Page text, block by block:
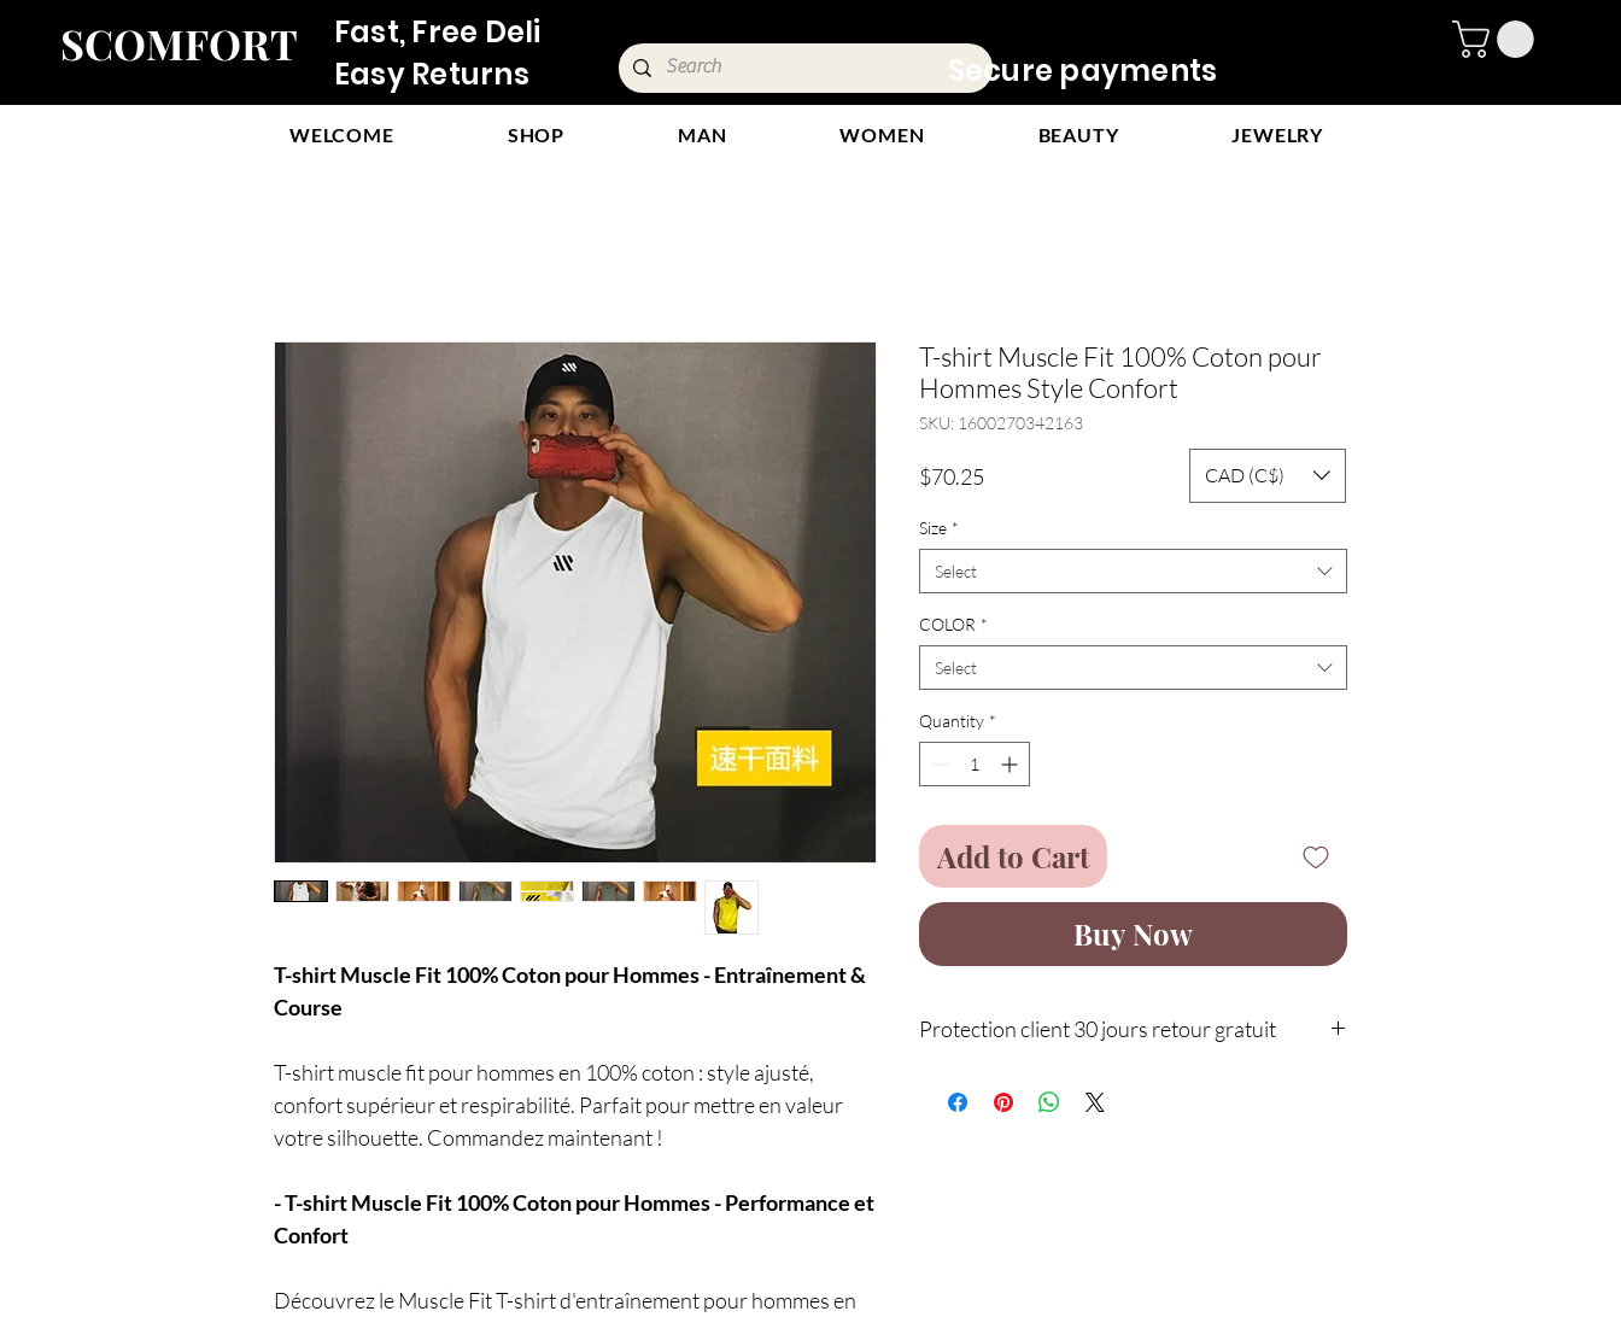
SCOMFORT
Fast, Free Delivery &
Easy Returns
Secure payments
WELCOME SHOP MAN WOMEN BEAUTY JEWELRY
T-shirt Muscle Fit 100% Coton pour Hommes - Entraînement &
Course
T-shirt muscle fit pour hommes en 100% coton : style ajusté,
confort supérieur et respirabilité. Parfait pour mettre en valeur
votre silhouette. Commandez maintenant !
- T-shirt Muscle Fit 100% Coton pour Hommes - Performance et
Confort
Découvrez le Muscle Fit T-shirt d'entraînement pour hommes en
T-shirt Muscle Fit 100% Coton pour
Hommes Style Confort
SKU: 1600270342163
$70.25
Size *
Select
COLOR *
Select
Quantity *
Add to Cart
Buy Now
Protection client 30 jours retour gratuit
CAD (C$)